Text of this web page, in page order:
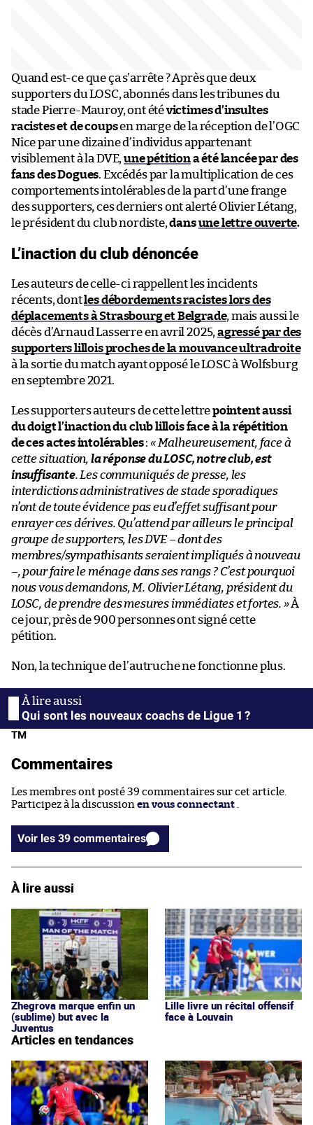
Quand est-ce que ça s’arrête ? Après que deux
supporters du LOSC, abonnés dans les tribunes du
stade Pierre-Mauroy, ont étévictimes d’insultes
racistes et de coupsen marge de la réception de l’OGC
Nice par une dizaine d’individus appartenant
visiblement à la DVE, une pétitiona été lancée par des
fans des Dogues. Excédés par la multiplication de ces
comportements intolérables de la part d’une frange
des supporters, ces derniers ont alerté Olivier Létang,
le président du club nordiste,dansune lettre ouverte.
L’inaction du club dénoncée
Les auteurs de celle-ci rappellent les incidents
récents, dontles débordements racistes lors des
déplacements à Strasbourg et Belgrade, mais aussi le
décès d’Arnaud Lasserre en avril 2025, agressé par des
supporters lillois proches de la mouvance ultradroite
à la sortie du match ayant opposé le LOSC à Wolfsburg
en septembre 2021.
Les supporters auteurs de cette lettrepointent aussi
du doigt l’inaction du club lillois face à la répétition
de ces actes intolérables: « Malheureusement, face à
cette situation, la réponse du LOSC, notre club, est
insuffisante. Les communiqués de presse, les
interdictions administratives de stade sporadiques
n’ont de toute évidence pas eu d’effet suffisant pour
enrayer ces dérives. Qu’attend par ailleurs le principal
groupe de supporters, les DVE – dont des
membres/sympathisants seraient impliqués à nouveau
–, pour faire le ménage dans ses rangs ? C’est pourquoi
nous vous demandons, M. Olivier Létang, président du
LOSC, de prendre des mesures immédiates et fortes. »À
ce jour, près de 900 personnes ont signé cette
pétition.
Non, la technique de l’autruche ne fonctionne plus.
Qui sont les nouveaux coachs de Ligue 1 ?
TM
Commentaires
Les membres ont posté 39 commentaires sur cet article.
Participez à la discussion en vous connectant
Voir les 39 commentaires
À lire aussi
Zhegrova marque enfin un
(sublime) but avec la
Juventus
Lille livre un récital offensif
face à Louvain
Articles en tendances